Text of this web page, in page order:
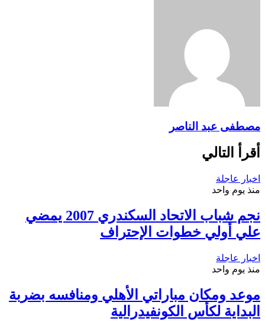
مصطفى عبد الناصر
أقرأ التالي
اخبار عاجلة
منذ يوم واحد
نجم شباب الاتحاد السكندري 2007 يمضي
علي أولي خطوات الإحتراف
اخبار عاجلة
منذ يوم واحد
موعد ومكان مباراتي الأهلي ومنافسه بضربة
البداية لكأس الكونفيدرالية